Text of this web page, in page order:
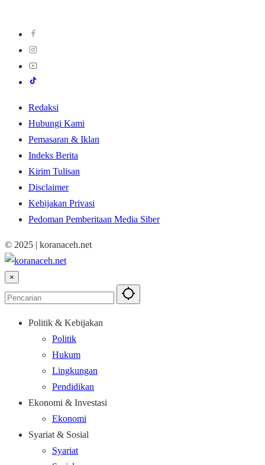
Redaksi
Hubungi Kami
Pemasaran & Iklan
Indeks Berita
Kirim Tulisan
Disclaimer
Kebijakan Privasi
Pedoman Pemberitaan Media Siber
© 2025 | koranaceh.net
×
Politik & Kebijakan
Politik
Hukum
Lingkungan
Pendidikan
Ekonomi & Investasi
Ekonomi
Syariat & Sosial
Syariat